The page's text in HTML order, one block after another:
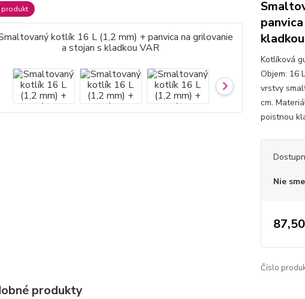
produkt
Kotlíková
Objem: 16
vrstvy
cm.
poistnou
Nie
Číslo
produkty